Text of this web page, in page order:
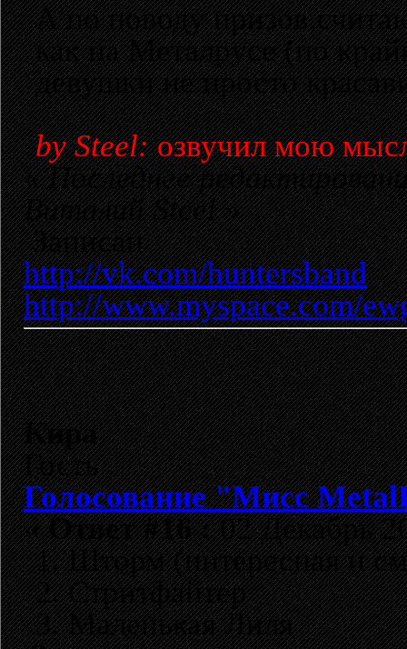
А по поводу
как на Металрусе (по
девушки не просто
by Steel:озвучил мою
«Последнее
Виталий Steel»
Записан
http://vk.com/huntersband
http://www.myspace.com/
Кира
Гость
Голосование "Мисс
«Ответ #16 :02 Декабрь
1. Шторм (интересная и
2. Стритфайтер
3. Маленькая Лиля